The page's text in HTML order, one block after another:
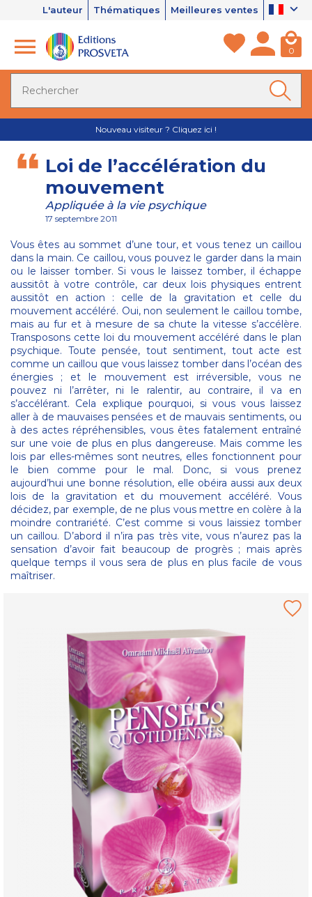
L'auteur Thématiques Meilleures ventes
0
Nouveau visiteur ? Cliquez ici !
Loi de l’accélération du
mouvement
Appliquée à la vie psychique
17 septembre 2011
Vous êtes au sommet d’une tour, et vous tenez un caillou
dans la main. Ce caillou, vous pouvez le garder dans la main
ou le laisser tomber. Si vous le laissez tomber, il échappe
aussitôt à votre contrôle, car deux lois physiques entrent
aussitôt en action : celle de la gravitation et celle du
mouvement accéléré. Oui, non seulement le caillou tombe,
mais au fur et à mesure de sa chute la vitesse s’accélère.
Transposons cette loi du mouvement accéléré dans le plan
psychique. Toute pensée, tout sentiment, tout acte est
comme un caillou que vous laissez tomber dans l’océan des
énergies ; et le mouvement est irréversible, vous ne
pouvez ni l’arrêter, ni le ralentir, au contraire, il va en
s’accélérant. Cela explique pourquoi, si vous vous laissez
aller à de mauvaises pensées et de mauvais sentiments, ou
à des actes répréhensibles, vous êtes fatalement entraîné
sur une voie de plus en plus dangereuse. Mais comme les
lois par elles-mêmes sont neutres, elles fonctionnent pour
le bien comme pour le mal. Donc, si vous prenez
aujourd’hui une bonne résolution, elle obéira aussi aux deux
lois de la gravitation et du mouvement accéléré. Vous
décidez, par exemple, de ne plus vous mettre en colère à la
moindre contrariété. C’est comme si vous laissiez tomber
un caillou. D’abord il n’ira pas très vite, vous n’aurez pas la
sensation d’avoir fait beaucoup de progrès ; mais après
quelque temps il vous sera de plus en plus facile de vous
maîtriser.